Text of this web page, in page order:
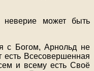
неверие может быть
с Богом, Арнольд не
есть Всесовершенная
и всему есть Своё